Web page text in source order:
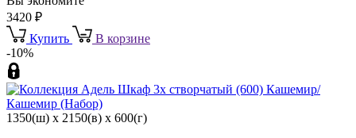
3420 ₽
Купить
В корзине
-10%
1350(ш) x 2150(в) x 600(г)